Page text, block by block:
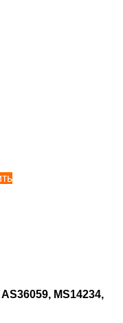
AS36059, MS14234,